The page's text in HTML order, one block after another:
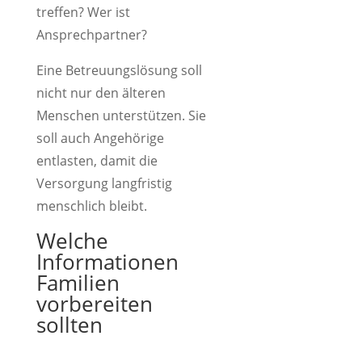
treffen? Wer ist
Ansprechpartner?
Eine Betreuungslösung soll
nicht nur den älteren
Menschen unterstützen. Sie
soll auch Angehörige
entlasten, damit die
Versorgung langfristig
menschlich bleibt.
Welche
Informationen
Familien
vorbereiten
sollten